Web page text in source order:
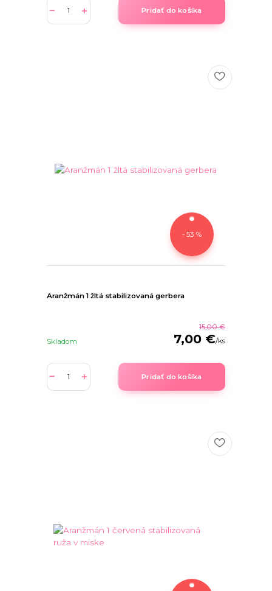
Pridať do košíka
- 53 %
Aranžmán 1 žltá stabilizovaná gerbera
15,00 €
7,00 €/ks
Skladom
Pridať do košíka